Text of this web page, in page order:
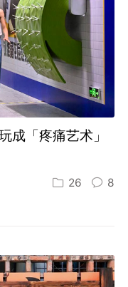
成「疼痛艺术」
26 8